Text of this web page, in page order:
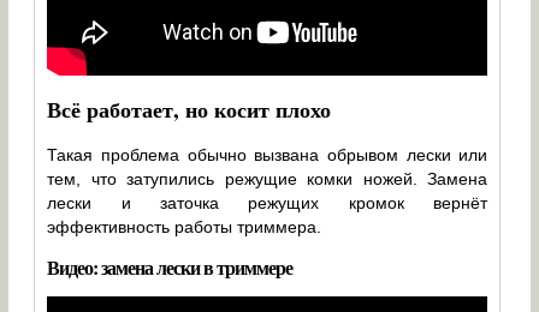
Всё работает, но косит плохо
Такая проблема обычно вызвана обрывом лески или
тем, что затупились режущие комки ножей. Замена
лески и заточка режущих кромок вернёт
эффективность работы триммера.
Видео: замена лески в триммере